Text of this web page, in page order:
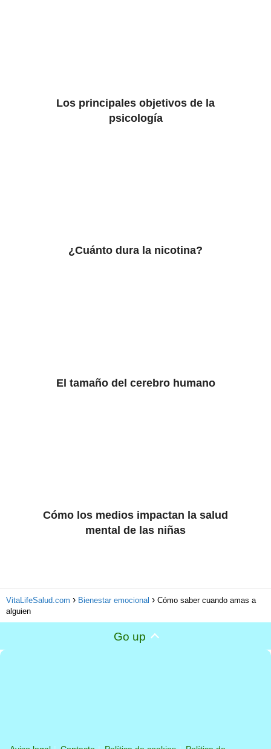
Los principales objetivos de la
psicología
¿Cuánto dura la nicotina?
El tamaño del cerebro humano
Cómo los medios impactan la salud
mental de las niñas
VitaLifeSalud.com Bienestar emocional
Cómo saber cuando amas a
alguien
Go up